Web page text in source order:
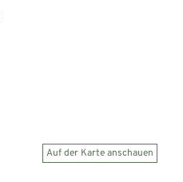
Auf der Karte anschauen